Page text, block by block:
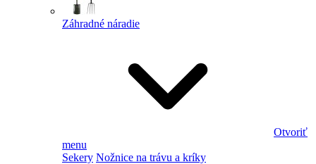
Záhradné náradie
Otvoriť
menu
Sekery Nožnice na trávu a kríky